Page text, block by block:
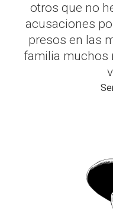
otros que no
acusaciones
presos en las
familia muchos